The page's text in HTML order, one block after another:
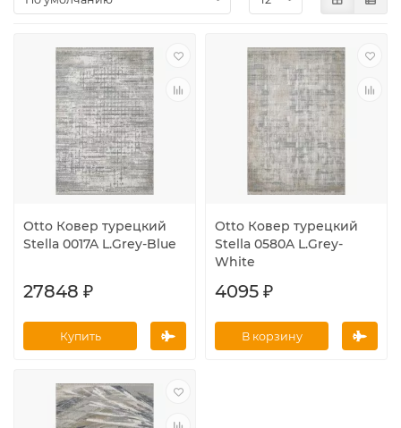
Otto Ковер турецкий
Stella 0017A L.Grey-Blue
27848 ₽
Купить
Otto Ковер турецкий
Stella 0580A L.Grey-
White
4095 ₽
В корзину